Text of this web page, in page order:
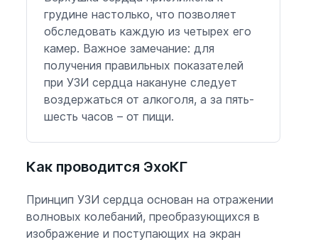
грудине настолько, что позволяет
обследовать каждую из четырех его
камер. Важное замечание: для
получения правильных показателей
при УЗИ сердца накануне следует
воздержаться от алкоголя, а за пять-
шесть часов – от пищи.
Как проводится ЭхоКГ
Принцип УЗИ сердца основан на отражении
волновых колебаний, преобразующихся в
изображение и поступающих на экран